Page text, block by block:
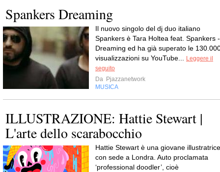
Spankers Dreaming
Il nuovo singolo del dj duo italiano
Spankers è Tara Holtea feat. Spankers -
Dreaming ed ha già superato le
visualizzazioni su YouTube...
Leggere il
seguito
Da Pjazzanetwork
MUSICA
ILLUSTRAZIONE: Hattie Stewart |
L'arte dello scarabocchio
Hattie Stewart è una giovane illustratrice
con sede a Londra. Auto proclamata
‘professional doodler’, cioè